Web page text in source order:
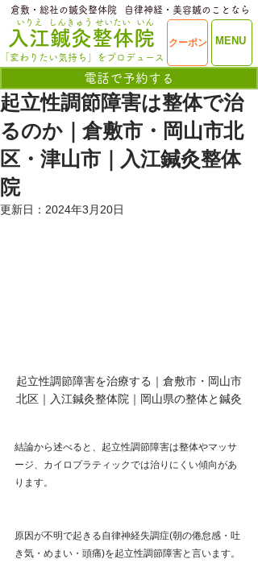
ME
​入江鍼灸整体院
いりえ
MENU
クーポン
電話で予約する
せいたい
しんきゅう いん
「変わりたい気持ち」をプロデュース
​倉敷・総社の鍼灸整体院 ​自律神経・美容鍼のことなら
起立性調節障害は整体で治
るのか｜倉敷市・岡山市北
区・津山市｜入江鍼灸整体
院
更新日： 2024年3月20日
起立性調節障害を治療する｜倉敷市・岡山市
北区｜入江鍼灸整体院｜岡山県の整体と鍼灸
結論から述べると、起立性調節障害は整体やマッサ
ージ、カイロプラティックでは治りにくい傾向があ
ります。
原因が不明で起きる自律神経失調症(朝の倦怠感・吐
き気・めまい・頭痛)を起立性調節障害と言います。